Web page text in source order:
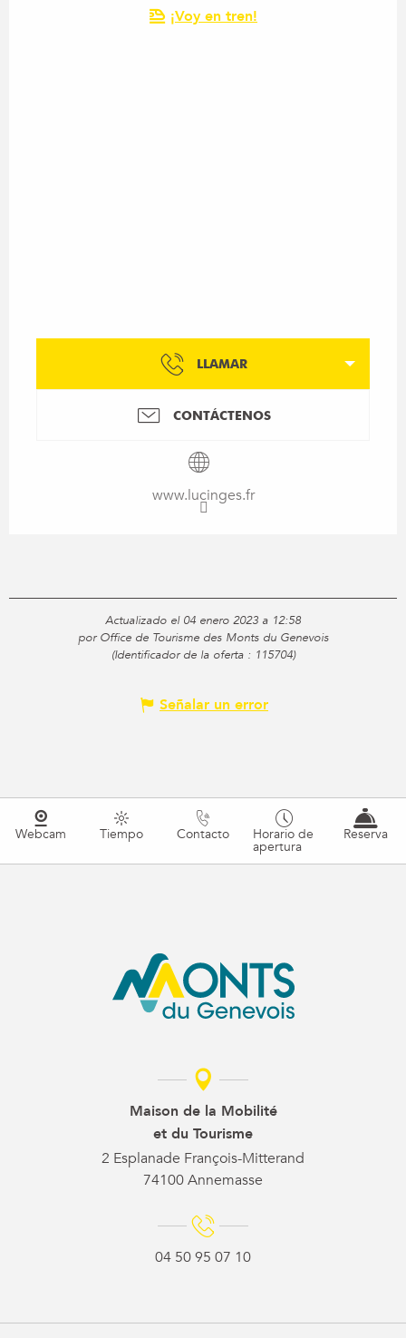
¡Voy en tren!
LLAMAR
CONTÁCTENOS
www.lucinges.fr
Actualizado el 04 enero 2023 a 12:58
por Office de Tourisme des Monts du Genevois
(Identificador de la oferta : 115704)
Señalar un error
Webcam Tiempo Contacto Horario de
apertura
Reserva
Maison de la Mobilité
et du Tourisme
2 Esplanade François-Mitterand
74100 Annemasse
04 50 95 07 10